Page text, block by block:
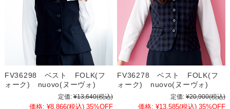
FV36298 ベスト FOLK(フ
ォーク) nuovo(ヌーヴォ)
定価: ¥13,640(税込)
価格: ¥8,866(税込) 35%OFF
FV36278 ベスト FOLK(フ
ォーク) nuovo(ヌーヴォ)
定価: ¥20,900(税込)
価格: ¥13,585(税込) 35%OFF